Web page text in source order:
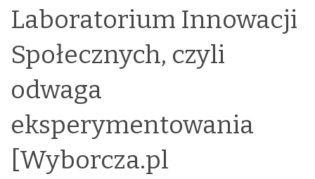
Laboratorium Innowacji
Społecznych, czyli
odwaga
eksperymentowania
[Wyborcza.pl